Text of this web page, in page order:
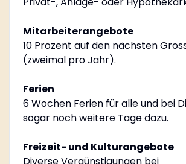
Mitarbeiterangebote
10 Prozent auf den nächsten
(zweimal pro Jahr).
Ferien
6 Wochen Ferien für alle und bei
sogar noch weitere Tage dazu.
Freizeit- und Kulturangebote